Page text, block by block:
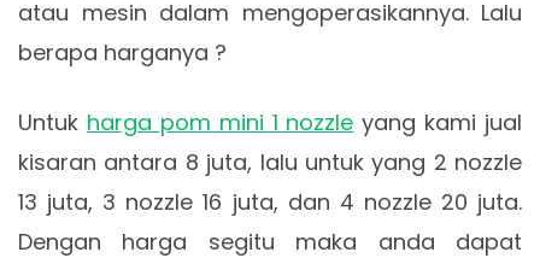
atau mesin dalam mengoperasikannya. Lalu
berapa harganya ?
Untuk harga pom mini 1 nozzle yang kami jual
kisaran antara 8 juta, lalu untuk yang 2 nozzle
13 juta, 3 nozzle 16 juta, dan 4 nozzle 20 juta.
Dengan harga segitu maka anda dapat